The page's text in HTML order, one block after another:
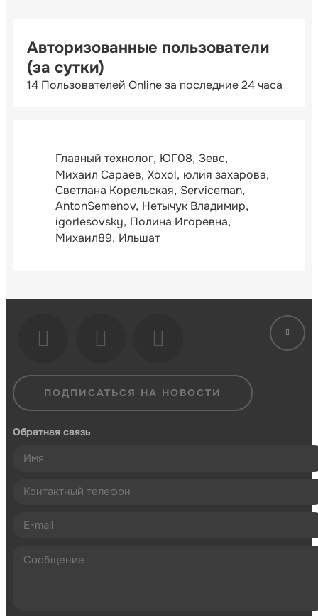
Авторизованные пользователи
(за сутки)
14 Пользователей Online за последние 24 часа
Главный технолог ЮГ08 Зевс
Михаил Сараев Xoxol юлия захарова
Светлана Корельская Serviceman
AntonSemenov Нетычук Владимир
igorlesovsky Полина Игоревна
Михаил89 Ильшат
ПОДПИСАТЬСЯ НА НОВОСТИ
Обратная связь